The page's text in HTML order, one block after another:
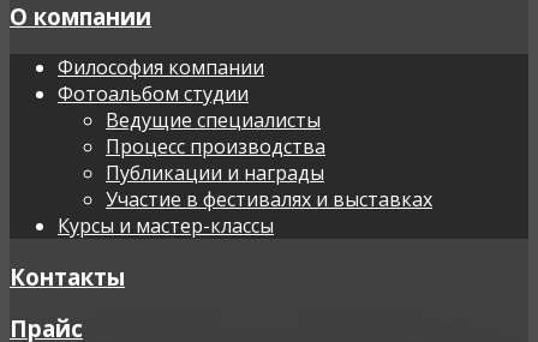
О компании
Философия компании
Фотоальбом студии
Ведущие специалисты
Процесс производства
Публикации и награды
Участие в фестивалях и выставках
Курсы и мастер-классы
Контакты
Прайс